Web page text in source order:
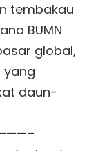
tembakau
BUMN
global,
yang
daun-